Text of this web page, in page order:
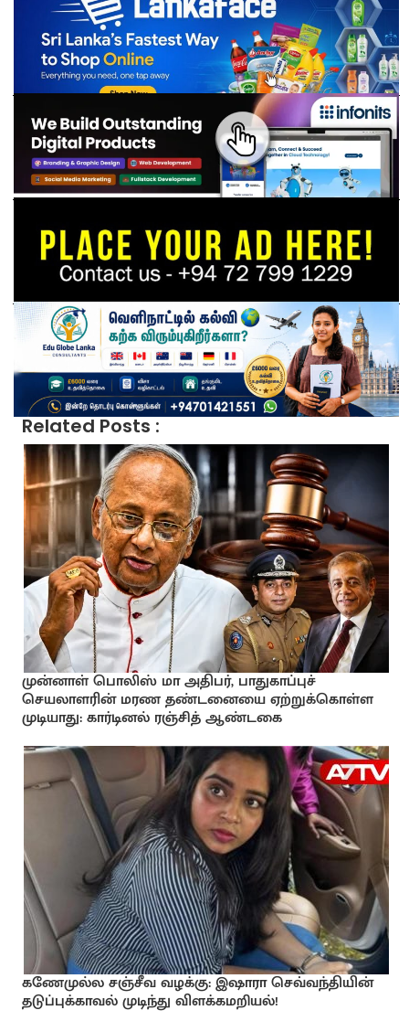
Related Posts :
முன்னாள் பொலிஸ் மா அதிபர், பாதுகாப்புச்
செயலாளரின் மரண தண்டனையை ஏற்றுக்கொள்ள
முடியாது: கார்டினல் ரஞ்சித் ஆண்டகை
கணேமுல்ல சஞ்சீவ வழக்கு: இஷாரா செவ்வந்தியின்
தடுப்புக்காவல் முடிந்து விளக்கமறியல்!